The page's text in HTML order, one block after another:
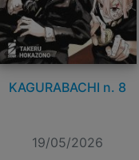
KAGURABACHI n. 8
19/05/2026